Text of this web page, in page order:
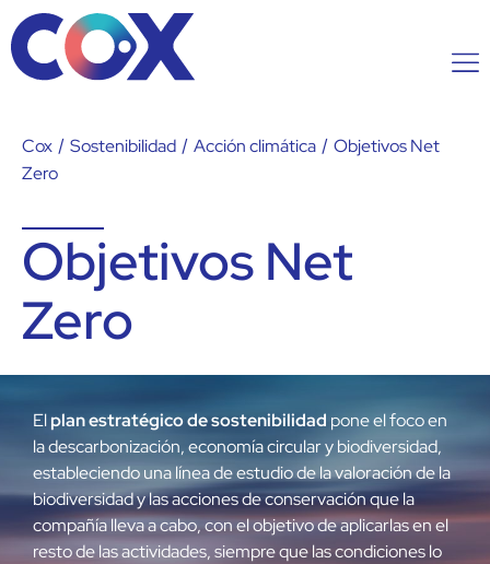
Cox / Sostenibilidad / Acción climática / Objetivos Net
Zero
Objetivos Net
Zero
Elplan estratégico de sostenibilidad pone el foco en
la descarbonización, economía circular y biodiversidad,
estableciendo una línea de estudio de la valoración de la
biodiversidad y las acciones de conservación que la
compañía lleva a cabo, con el objetivo de aplicarlas en el
resto de las actividades, siempre que las condiciones lo